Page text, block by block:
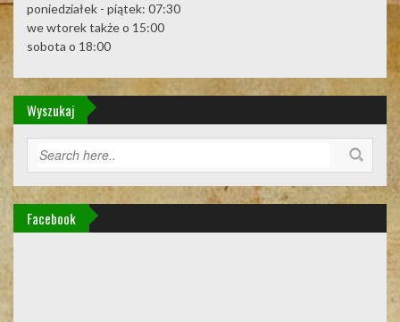
poniedziałek - piątek: 07:30
we wtorek także o 15:00
sobota o 18:00
Wyszukaj
Facebook